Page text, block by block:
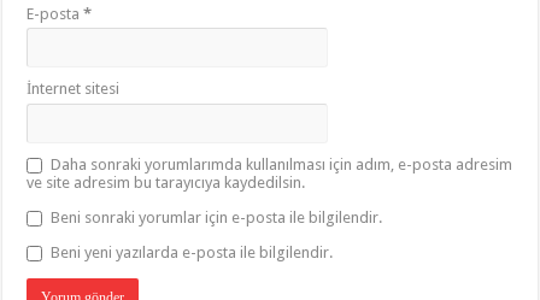
E-posta*
İnternet sitesi
Daha sonraki yorumlarımda kullanılması için adım, e-posta adresim
ve site adresim bu tarayıcıya kaydedilsin.
Beni sonraki yorumlar için e-posta ile bilgilendir.
Beni yeni yazılarda e-posta ile bilgilendir.